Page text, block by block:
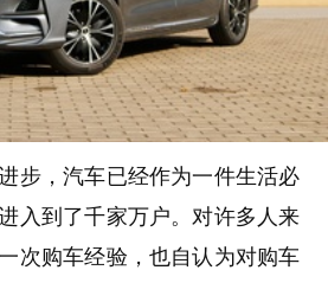
步，汽车已经作为一件生活必
入到了千家万户。对许多人来
次购车经验，也自认为对购车